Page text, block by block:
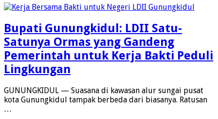
Bupati Gunungkidul: LDII Satu-
Satunya Ormas yang Gandeng
Pemerintah untuk Kerja Bakti Peduli
Lingkungan
GUNUNGKIDUL — Suasana di kawasan alur sungai pusat
kota Gunungkidul tampak berbeda dari biasanya. Ratusan
…